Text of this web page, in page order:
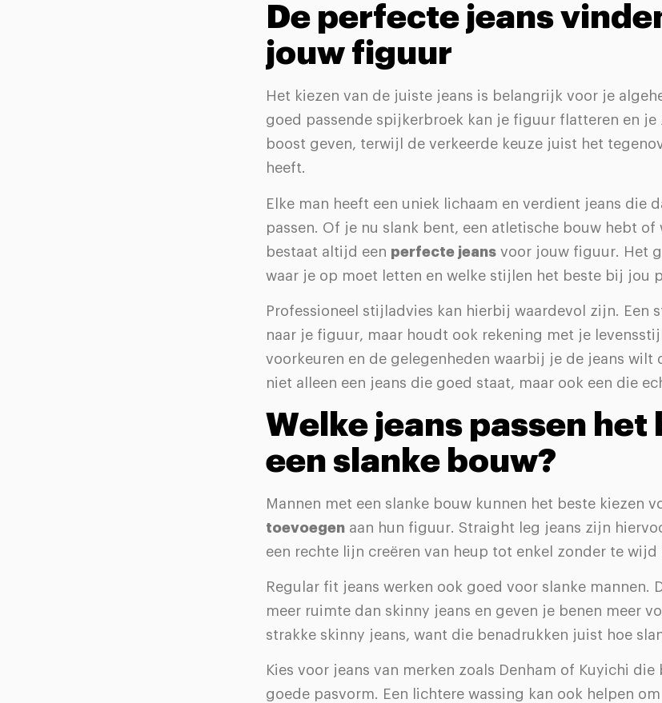
De perfecte jeans
jouw figuur
Het kiezen van de juiste jeans is belangrijk voor je
goed passende spijkerbroek kan je figuur flatteren en je
boost geven, terwijl de verkeerde keuze juist het
heeft.
Elke man heeft een uniek lichaam en verdient jeans die
passen. Of je nu slank bent, een atletische bouw hebt of
bestaat altijd een perfecte jeans voor jouw figuur. Het
waar je op moet letten en welke stijlen het beste bij jou
Professioneel stijladvies kan hierbij waardevol zijn. Een
naar je figuur, maar houdt ook rekening met je
voorkeuren en de gelegenheden waarbij je de jeans wilt
niet alleen een jeans die goed staat, maar ook een die
Welke jeans passen het
een slanke bouw?
Mannen met een slanke bouw kunnen het beste kiezen
toevoegen aan hun figuur. Straight leg jeans zijn
een rechte lijn creëren van heup tot enkel zonder te wijd
Regular fit jeans werken ook goed voor slanke mannen.
meer ruimte dan skinny jeans en geven je benen meer
strakke skinny jeans, want die benadrukken juist hoe
Kies voor jeans van merken zoals Denham of Kuyichi
goede pasvorm. Een lichtere wassing kan ook helpen